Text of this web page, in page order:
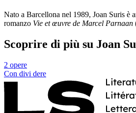
Nato a Barcellona nel 1989, Joan Suris è
romanzo Vie et œuvre de Marcel Parnaan
Scoprire di più su Joan
2 opere
Con divi dere